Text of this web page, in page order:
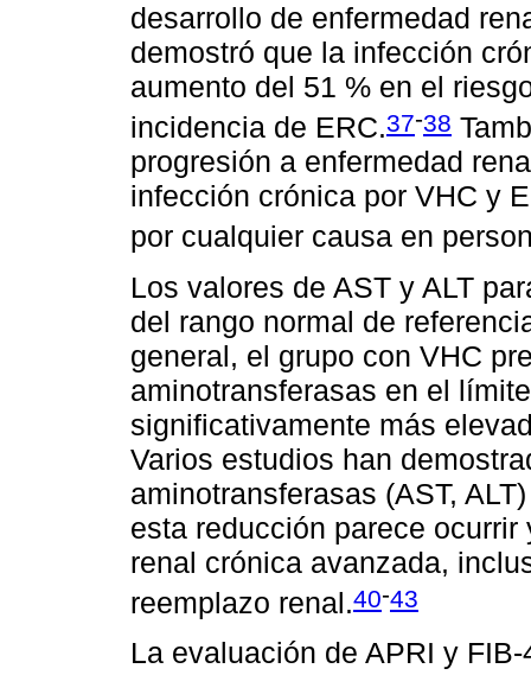
desarrollo de enfermedad
demostró que la infección
aumento del 51 % en el
incidencia de ERC.37-38
progresión a enfermedad
infección crónica por VHC y
por cualquier causa en
Los valores de AST y ALT
del rango normal de
general, el grupo con VHC
aminotransferasas en el
significativamente más
Varios estudios han
aminotransferasas (AST,
esta reducción parece
renal crónica avanzada,
reemplazo renal.40-43
La evaluación de APRI y